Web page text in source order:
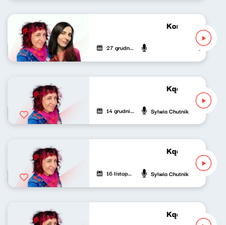
Koncert
27 grudnia 2025 Weronika
Kącik różowej
14 grudnia 2025 Sylwia Chutnik
Kącik różowej
16 listopada 2025 Sylwia Chutnik
Kącik różowej